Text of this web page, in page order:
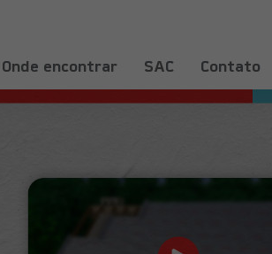
Onde encontrar SAC Contato